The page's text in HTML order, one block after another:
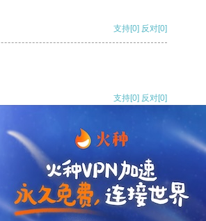
支持[0] 反对[0]
支持[0] 反对[0]
支持[0] 反对